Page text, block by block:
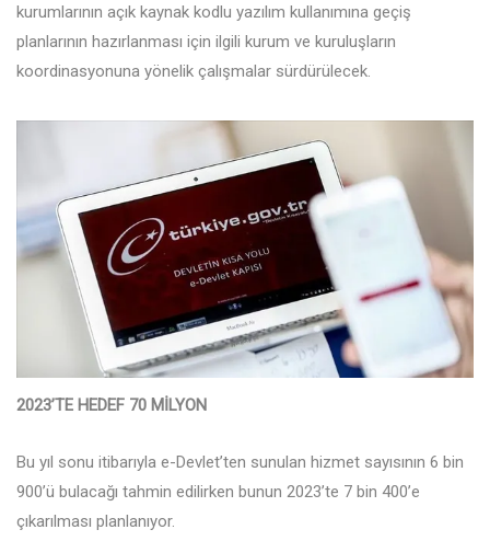
kurumlarının açık kaynak kodlu yazılım kullanımına geçiş
planlarının hazırlanması için ilgili kurum ve kuruluşların
koordinasyonuna yönelik çalışmalar sürdürülecek.
2023’TE HEDEF 70 MİLYON
Bu yıl sonu itibarıyla e-Devlet’ten sunulan hizmet sayısının 6 bin
900’ü bulacağı tahmin edilirken bunun 2023’te 7 bin 400’e
çıkarılması planlanıyor.